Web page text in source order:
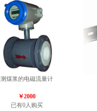
测煤浆的电磁流量计
￥2000
已有0人购买